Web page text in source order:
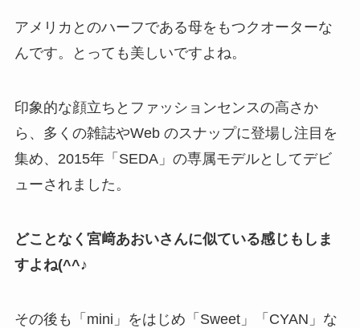
アメリカとのハーフである母をもつクオーターな
んです。とっても美しいですよね。
印象的な顔立ちとファッションセンスの高さか
ら、多くの雑誌やWeb のスナップに登場し注目を
集め、2015年「SEDA」の専属モデルとしてデビ
ューされました。
どことなく宮﨑あおいさんに似ている感じもしま
すよね(^^♪
その後も「mini」をはじめ「Sweet」「CYAN」な